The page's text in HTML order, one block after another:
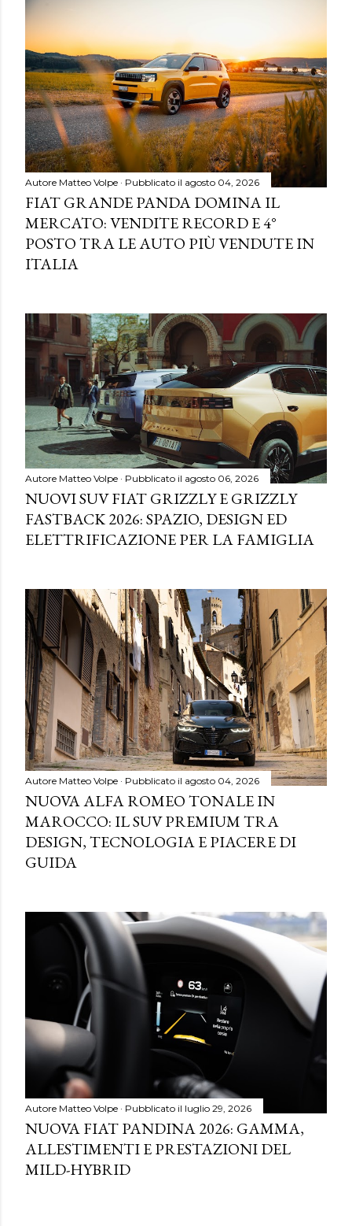
Autore Matteo Volpe Pubblicato il agosto 04, 2026
FIAT GRANDE PANDA DOMINA IL
MERCATO: VENDITE RECORD E 4°
POSTO TRA LE AUTO PIÙ VENDUTE IN
ITALIA
Autore Matteo Volpe Pubblicato il agosto 06, 2026
NUOVI SUV FIAT GRIZZLY E GRIZZLY
FASTBACK 2026: SPAZIO, DESIGN ED
ELETTRIFICAZIONE PER LA FAMIGLIA
Autore Matteo Volpe Pubblicato il agosto 04, 2026
NUOVA ALFA ROMEO TONALE IN
MAROCCO: IL SUV PREMIUM TRA
DESIGN, TECNOLOGIA E PIACERE DI
GUIDA
Autore Matteo Volpe Pubblicato il luglio 29, 2026
NUOVA FIAT PANDINA 2026: GAMMA,
ALLESTIMENTI E PRESTAZIONI DEL
MILD-HYBRID